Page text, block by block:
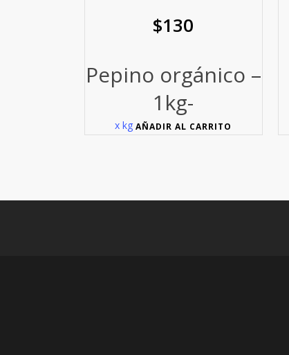
$130
Pepino orgánico –
1kg-
x kg AÑADIR AL CARRITO